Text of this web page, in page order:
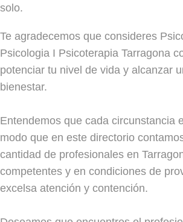
solo.
Te agradecemos que consideres
Psicologia I Psicoterapia Tarragona
potenciar tu nivel de vida y alcanzar
bienestar.
Entendemos que cada circunstancia
modo que en este directorio
cantidad de profesionales en
competentes y en condiciones de
excelsa atención y contención.